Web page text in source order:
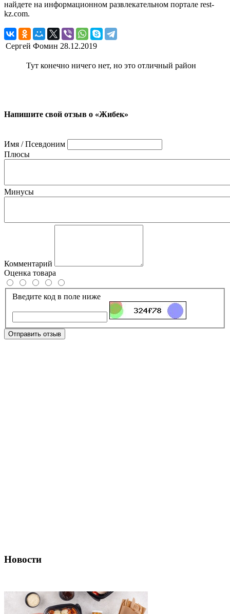
найдете на информационном развлекательном портале rest-
kz.com.
Сергей Фомин 28.12.2019
Тут конечно ничего нет, но это отличный район
Напишите свой отзыв о «Жибек»
Имя / Псевдоним
Плюсы
Минусы
Комментарий
Оценка товара
Введите код в поле ниже
Отправить отзыв
Новости